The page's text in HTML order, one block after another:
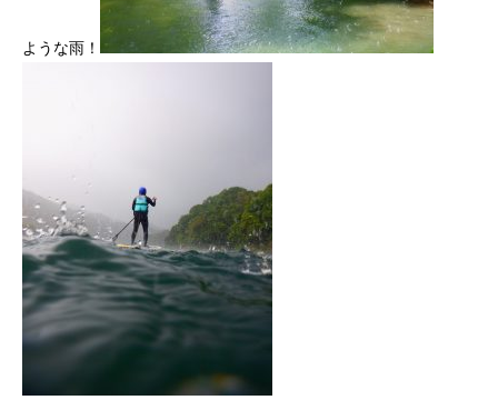
ような雨！